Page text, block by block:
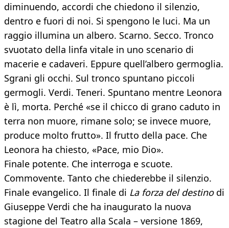
diminuendo, accordi che chiedono il silenzio,
dentro e fuori di noi. Si spengono le luci. Ma un
raggio illumina un albero. Scarno. Secco. Tronco
svuotato della linfa vitale in uno scenario di
macerie e cadaveri. Eppure quell’albero germoglia.
Sgrani gli occhi. Sul tronco spuntano piccoli
germogli. Verdi. Teneri. Spuntano mentre Leonora
è lì, morta. Perché «se il chicco di grano caduto in
terra non muore, rimane solo; se invece muore,
produce molto frutto». Il frutto della pace. Che
Leonora ha chiesto, «Pace, mio Dio».
Finale potente. Che interroga e scuote.
Commovente. Tanto che chiederebbe il silenzio.
Finale evangelico. Il finale di La forza del destinodi
Giuseppe Verdi che ha inaugurato la nuova
stagione del Teatro alla Scala – versione 1869,